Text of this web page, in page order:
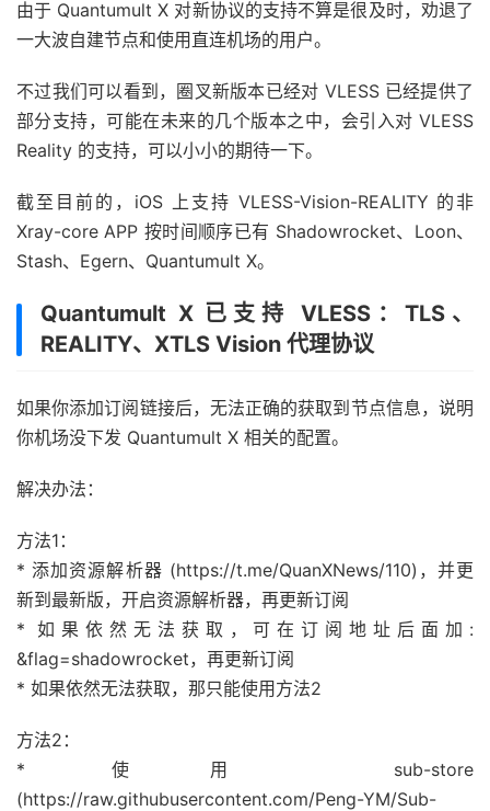
由于 Quantumult X 对新协议的支持不算是很及时，劝退了
一大波自建节点和使用直连机场的用户。
不过我们可以看到，圈叉新版本已经对 VLESS 已经提供了
部分支持，可能在未来的几个版本之中，会引入对 VLESS
Reality 的支持，可以小小的期待一下。
截至目前的，iOS 上支持 VLESS-Vision-REALITY 的非
Xray-core APP 按时间顺序已有 Shadowrocket、Loon、
Stash、Egern、Quantumult X。
Quantumult X 已支持 VLESS：TLS、
REALITY、XTLS Vision 代理协议
如果你添加订阅链接后，无法正确的获取到节点信息，说明
你机场没下发 Quantumult X 相关的配置。
解决办法：
方法1：
* 添加资源解析器 (https://t.me/QuanXNews/110)，并更
新到最新版，开启资源解析器，再更新订阅
* 如果依然无法获取，可在订阅地址后面加:
&flag=shadowrocket，再更新订阅
* 如果依然无法获取，那只能使用方法2
方法2：
* 使用 sub-store
(https://raw.githubusercontent.com/Peng-YM/Sub-